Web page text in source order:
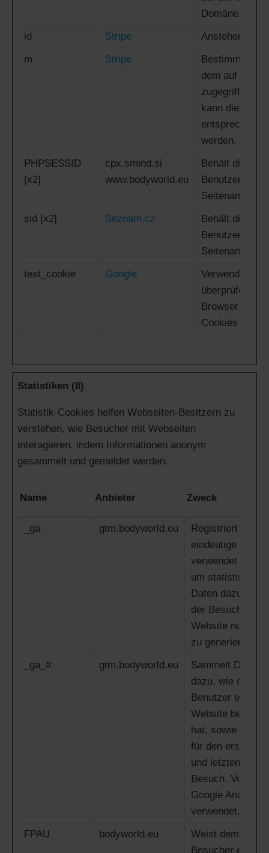
Domäne.
id
Stripe
Anstehend
m
Stripe
Bestimmt das
dem auf die
zugegriffen
kann die
entsprechend
werden.
PHPSESSID
[x2]
cpx.smind.si
www.bodyworld.eu
Behält die
Benutzers bei
sid [x2]
Seznam.cz
Behält die
Benutzers bei
test_cookie
Google
Verwendet,
überprüfen, ob
Browser des
Cookies
Statistiken (8)
Statistik-Cookies helfen Webseiten-Besitzern zu
verstehen, wie Besucher mit Webseiten
interagieren, indem Informationen anonym
gesammelt und gemeldet werden.
Name Anbieter Zweck
_ga gtm.bodyworld.eu
Registriert eine
eindeutige ID, die
verwendet wird,
um statistische
Daten dazu, wie
der Besucher die
Website nutzt,
zu generieren.
_ga_#
gtm.bodyworld.eu
Sammelt Daten
dazu, wie oft ein
Benutzer eine
Website besucht
hat, sowie Daten
für den ersten
und letzten
Besuch. Von
Google Analytics
verwendet.
FPAU
bodyworld.eu
Weist dem
Besucher eine